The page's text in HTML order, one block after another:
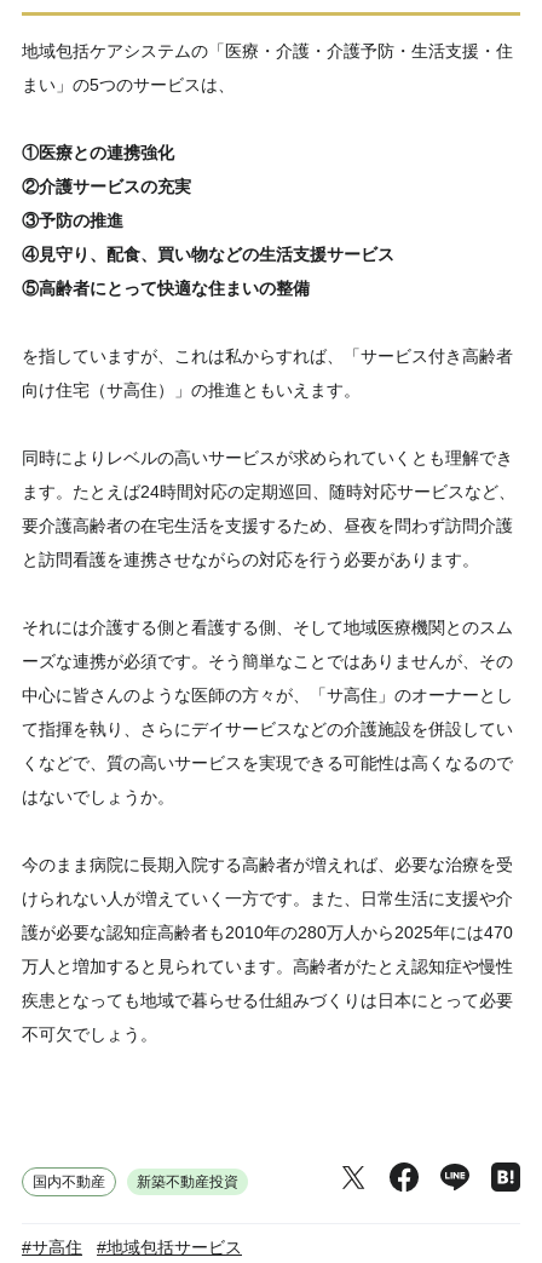
地域包括ケアシステムの「医療・介護・介護予防・生活支援・住
まい」の5つのサービスは、
①医療との連携強化
②介護サービスの充実
③予防の推進
④見守り、配食、買い物などの生活支援サービス
⑤高齢者にとって快適な住まいの整備
を指していますが、これは私からすれば、「サービス付き高齢者
向け住宅（サ高住）」の推進ともいえます。
同時によりレベルの高いサービスが求められていくとも理解でき
ます。たとえば24時間対応の定期巡回、随時対応サービスなど、
要介護高齢者の在宅生活を支援するため、昼夜を問わず訪問介護
と訪問看護を連携させながらの対応を行う必要があります。
それには介護する側と看護する側、そして地域医療機関とのスム
ーズな連携が必須です。そう簡単なことではありませんが、その
中心に皆さんのような医師の方々が、「サ高住」のオーナーとし
て指揮を執り、さらにデイサービスなどの介護施設を併設してい
くなどで、質の高いサービスを実現できる可能性は高くなるので
はないでしょうか。
今のまま病院に長期入院する高齢者が増えれば、必要な治療を受
けられない人が増えていく一方です。また、日常生活に支援や介
護が必要な認知症高齢者も2010年の280万人から2025年には470
万人と増加すると見られています。高齢者がたとえ認知症や慢性
疾患となっても地域で暮らせる仕組みづくりは日本にとって必要
不可欠でしょう。
国内不動産 新築不動産投資
#サ高住 #地域包括サービス